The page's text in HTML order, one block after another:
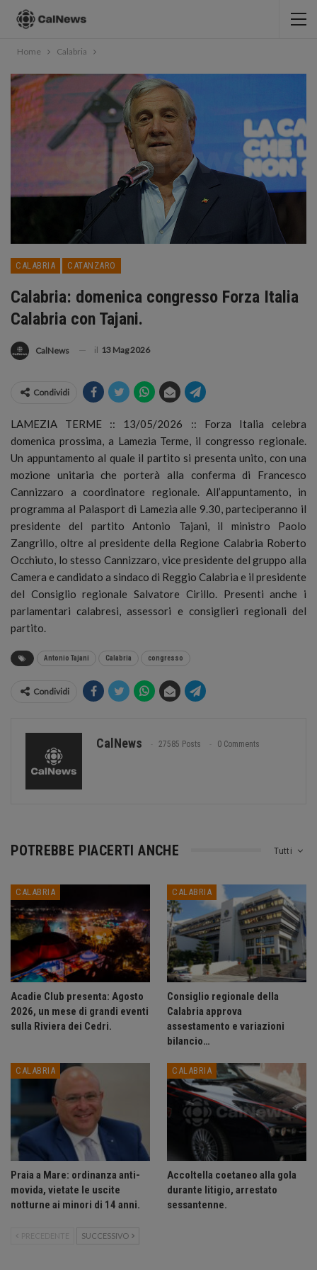
Home Calabria
CALABRIA CATANZARO
Calabria: domenica congresso Forza Italia
Calabria con Tajani.
CalNews il 13 Mag 2026
Condividi
LAMEZIA TERME :: 13/05/2026 :: Forza Italia celebra
domenica prossima, a Lamezia Terme, il congresso regionale.
Un appuntamento al quale il partito si presenta unito, con una
mozione unitaria che porterà alla conferma di Francesco
Cannizzaro a coordinatore regionale.All’appuntamento, in
programma al Palasport di Lamezia alle 9.30, parteciperanno il
presidente del partito Antonio Tajani, il ministro Paolo
Zangrillo, oltre al presidente della Regione Calabria Roberto
Occhiuto, lo stesso Cannizzaro, vice presidente del gruppo alla
Camera e candidato a sindaco di Reggio Calabria e il presidente
del Consiglio regionale Salvatore Cirillo. Presenti anche i
parlamentari calabresi, assessori e consiglieri regionali del
partito.
Antonio Tajani Calabria congresso
Condividi
CalNews 27585 Posts 0 Comments
Tutti
POTREBBE PIACERTI ANCHE
CALABRIA
Acadie Club presenta: Agosto
2026, un mese di grandi eventi
sulla Riviera dei Cedri.
CALABRIA
Consiglio regionale della
Calabria approva
assestamento e variazioni
bilancio…
CALABRIA
Praia a Mare: ordinanza anti-
movida, vietate le uscite
notturne ai minori di 14 anni.
CALABRIA
Accoltella coetaneo alla gola
durante litigio, arrestato
sessantenne.
PRECEDENTE SUCCESSIVO